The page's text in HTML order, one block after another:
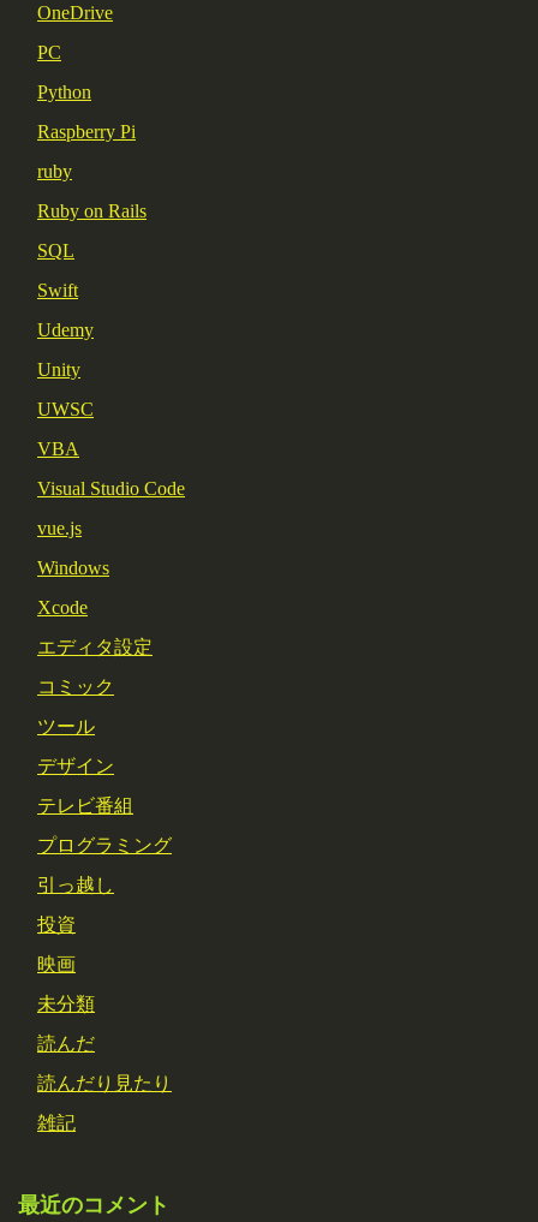
OneDrive
PC
Python
Raspberry Pi
ruby
Ruby on Rails
SQL
Swift
Udemy
Unity
UWSC
VBA
Visual Studio Code
vue.js
Windows
Xcode
エディタ設定
コミック
ツール
デザイン
テレビ番組
プログラミング
引っ越し
投資
映画
未分類
読んだ
読んだり見たり
雑記
最近のコメント